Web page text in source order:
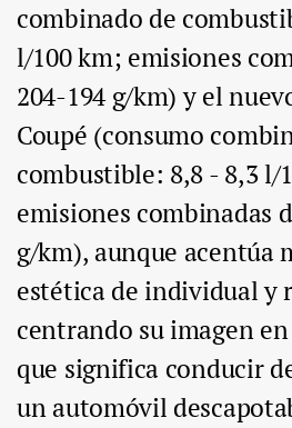
combinado de
l/100 km; emisiones
204-194 g/km) y el
Coupé (consumo
combustible: 8,8 - 8,3 l/
emisiones combinadas
g/km), aunque acentúa
estética de individual y
centrando su imagen
que significa conducir
un automóvil